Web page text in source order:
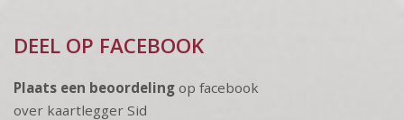
DEEL OP FACEBOOK
Plaats een beoordeling op facebook
over kaartlegger Sid